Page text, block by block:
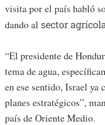
visita por el país habló
dando al sector
“El presidente de
tema de agua,
en ese sentido, Israel ya
planes estratégicos”,
país de Oriente Medio.